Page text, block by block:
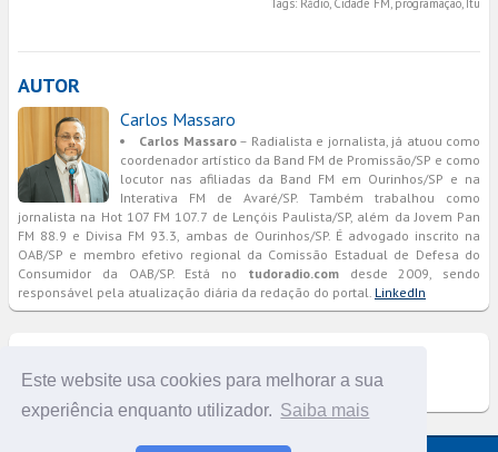
Este website usa cookies para melhorar a sua
experiência enquanto utilizador. Saiba mais
Tags: Rádio, Cidade FM, programação, Itu
AUTOR
Carlos Massaro
Carlos Massaro– Radialista e jornalista, já atuou como
coordenador artístico da Band FM de Promissão/SP e como
locutor nas afiliadas da Band FM em Ourinhos/SP e na
Interativa FM de Avaré/SP. Também trabalhou como
jornalista na Hot 107 FM 107.7 de Lençóis Paulista/SP, além da Jovem Pan
FM 88.9 e Divisa FM 93.3, ambas de Ourinhos/SP. É advogado inscrito na
OAB/SP e membro efetivo regional da Comissão Estadual de Defesa do
Consumidor da OAB/SP. Está no tudoradio.comdesde 2009, sendo
responsável pela atualização diária da redação do portal. LinkedIn